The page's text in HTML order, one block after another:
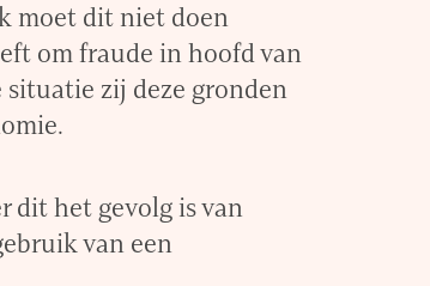
moet dit niet doen
om fraude in hoofd van
zij deze gronden
dit het gevolg is van
van een